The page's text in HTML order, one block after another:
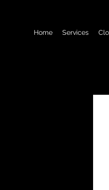
Home Services